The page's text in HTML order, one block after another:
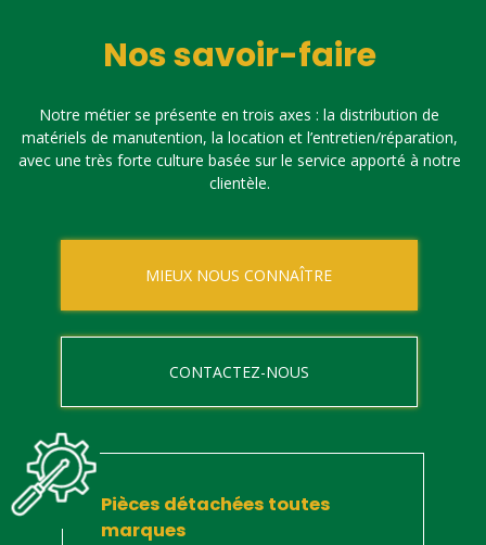
Nos savoir-faire
Notre métier se présente en trois axes : la distribution de
matériels de manutention, la location et l’entretien/réparation,
avec une très forte culture basée sur le service apporté à notre
clientèle.
MIEUX NOUS CONNAÎTRE
CONTACTEZ-NOUS
Pièces détachées toutes
marques